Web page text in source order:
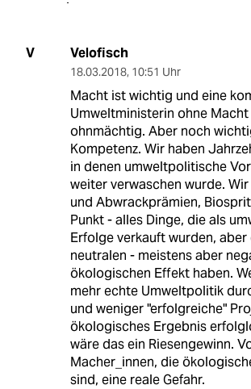
V Velofisch
18.03.2018, 10:51 Uhr
Macht ist wichtig und eine
Umweltministerin ohne
ohnmächtig. Aber noch
Kompetenz. Wir haben
in denen umweltpolitische
weiter verwaschen wurde.
und Abwrackprämien,
Punkt - alles Dinge, die als
Erfolge verkauft wurden,
neutralen - meistens aber
ökologischen Effekt haben.
mehr echte Umweltpolitik
und weniger "erfolgreiche"
ökologisches Ergebnis
wäre das ein Riesengewinn.
Macher_innen, die
sind, eine reale Gefahr.